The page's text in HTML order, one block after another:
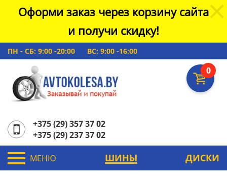
Оформи заказ через корзину сайта
и получи скидку!
ПН - СБ: 9:00 -20:00 ВС: 9:00 -16:00
0
+375 (29) 357 37 02
+375 (29) 237 37 02
МЕНЮ ШИНЫ ДИСКИ